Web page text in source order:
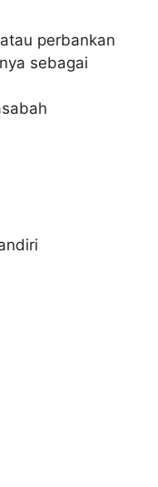
perbankan
sebagai